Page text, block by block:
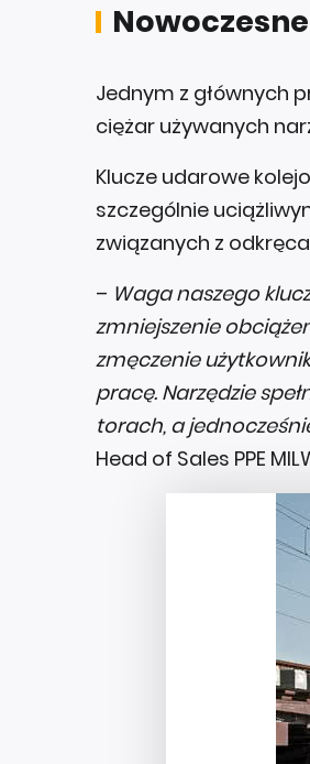
Jednym z głównych
ciężar używanych
Klucze udarowe
szczególnie
związanych z
– Waga naszego
zmniejszenie
zmęczenie
pracę. Narzędzie
torach, a
Head of Sales PPE